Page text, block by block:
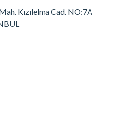
Kızılelma Cad. NO:7A